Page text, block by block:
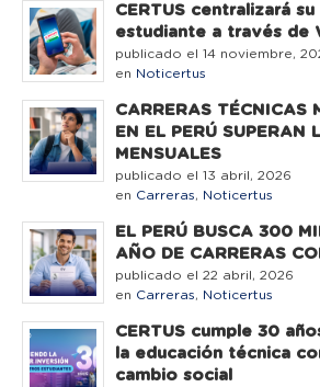
CERTUS centralizará
estudiante a través de
publicado el 14 noviembre,
en Noticertus
CARRERAS TÉCNICAS
EN EL PERÚ SUPERAN
MENSUALES
publicado el 13 abril, 2026
en Carreras, Noticertus
EL PERÚ BUSCA 300
AÑO DE CARRERAS
publicado el 22 abril, 2026
en Carreras, Noticertus
CERTUS cumple 30
la educación técnica
cambio social